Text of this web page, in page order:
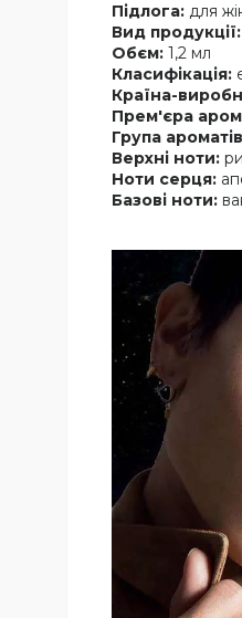
Підлога: для
Вид продукції:
Обєм: 1,2 мл
Класифікація:
Країна-
Прем'єра
Група
Верхні ноти:
Ноти серця:
Базові ноти: